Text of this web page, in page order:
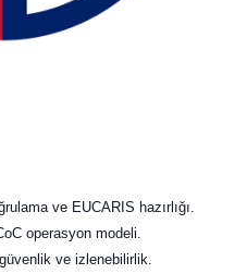
ve EUCARIS hazırlığı.
operasyon modeli.
ve izlenebilirlik.